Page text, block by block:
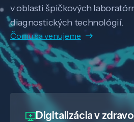
v oblasti špičkových
diagnostických technológií.
Čomu sa venujeme
Digitalizáciav